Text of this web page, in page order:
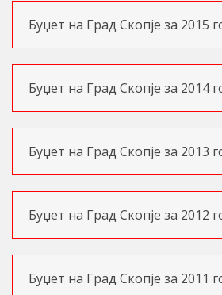
Буџет на Град Скопје за 2015
Буџет на Град Скопје за 2014
Буџет на Град Скопје за 2013
Буџет на Град Скопје за 2012
Буџет на Град Скопје за 2011